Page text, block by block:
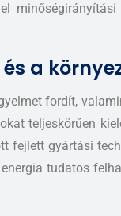
a
fordít,
teljeskörűen
fejlett gyártási
tudatos